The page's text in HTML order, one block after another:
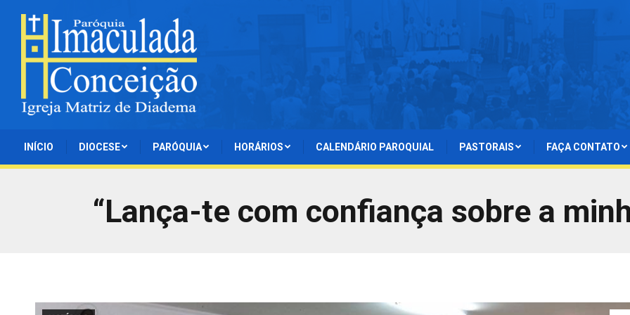
INÍCIO DIOCESE PARÓQUIA HORÁRIOS CALENDÁRIO PAROQUIAL PASTORAIS FAÇA CONTATO
“Lança-te com confiança sobre a